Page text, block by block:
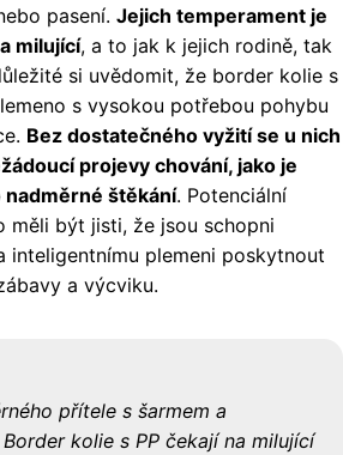
pasení. Jejich temperament je
milující, a to jak k jejich rodině, tak
si uvědomit, že border kolie s
s vysokou potřebou pohybu
Bez dostatečného vyžití se u nich
projevy chování, jako je
štěkání. Potenciální
měli být jisti, že jsou schopni
inteligentnímu plemeni poskytnout
a výcviku.
přítele s šarmem a
kolie s PP čekají na milující